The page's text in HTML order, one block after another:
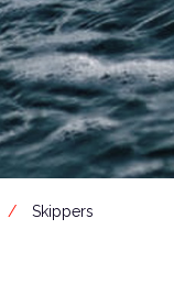
Skippers